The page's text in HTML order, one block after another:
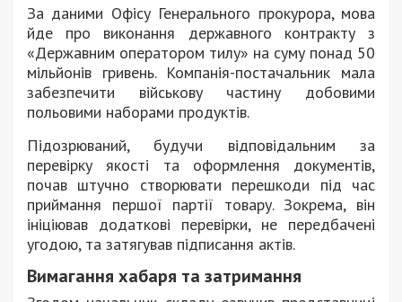
За даними Офісу Генерального прокурора, мова
йде про виконання державного контракту з
«Державним оператором тилу» на суму понад 50
мільйонів гривень. Компанія-постачальник мала
забезпечити військову частину добовими
польовими наборами продуктів.
Підозрюваний, будучи відповідальним за
перевірку якості та оформлення документів,
почав штучно створювати перешкоди під час
приймання першої партії товару. Зокрема, він
ініціював додаткові перевірки, не передбачені
угодою, та затягував підписання актів.
Вимагання хабаря та затримання